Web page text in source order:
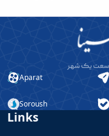
Aparat
Soroush
Links